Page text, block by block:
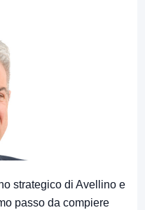
strategico di Avellino e
passo da compiere